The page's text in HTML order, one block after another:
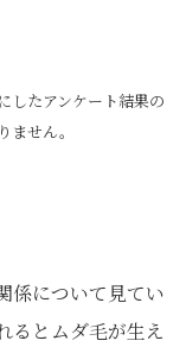
したアンケート結果の
せん。
係について見てい
るとムダ毛が生え